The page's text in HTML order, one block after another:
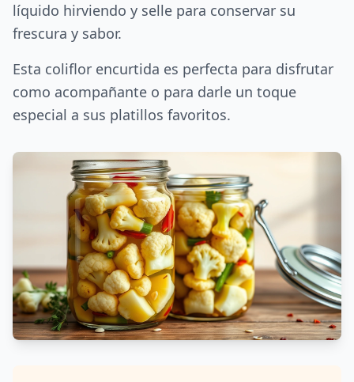
líquido hirviendo y selle para conservar su
frescura y sabor.
Esta coliflor encurtida es perfecta para disfrutar
como acompañante o para darle un toque
especial a sus platillos favoritos.